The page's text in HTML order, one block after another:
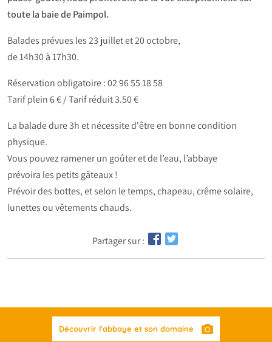
toute la baie de Paimpol.
Balades prévues les 23 juillet et 20 octobre,
de 14h30 à 17h30.
Réservation obligatoire : 02 96 55 18 58
Tarif plein 6 € / Tarif réduit 3.50 €
La balade dure 3h et nécessite d'être en bonne condition
physique.
Vous pouvez ramener un goûter et de l’eau, l’abbaye
prévoira les petits gâteaux !
Prévoir des bottes, et selon le temps, chapeau, crême solaire,
lunettes ou vêtements chauds.
Partager sur :
Découvrir l'abbaye et son domaine